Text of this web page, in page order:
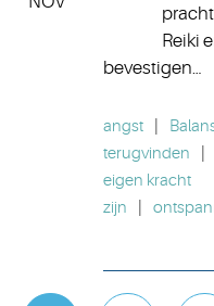
Reiki
bevestigen…
angst
terugvinden
eigen kracht
zijn